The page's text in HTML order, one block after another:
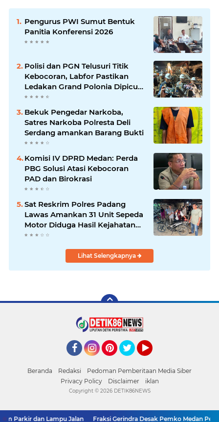
Pengurus PWI Sumut Bentuk
Panitia Konferensi 2026
Polisi dan PGN Telusuri Titik
Kebocoran, Labfor Pastikan
Ledakan Grand Polonia Dipicu
Akumulasi Gas
Bekuk Pengedar Narkoba,
Satres Narkoba Polresta Deli
Serdang amankan Barang Bukti
Komisi IV DPRD Medan: Perda
PBG Solusi Atasi Kebocoran
PAD dan Birokrasi
Sat Reskrim Polres Padang
Lawas Amankan 31 Unit Sepeda
Motor Diduga Hasil Kejahatan
dari Rumah Warga di Pasar
Lihat Selengkapnya
Beranda Redaksi
Pedoman Pemberitaan Media Siber
Privacy Policy
Disclaimer iklan
Parkir dan Lampu Jalan Fraksi Gerindra Desak Pemko Medan
Copyright © 2026 DETIK86NEWS